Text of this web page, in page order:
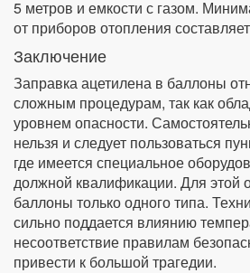
5 метров и емкости с газом.
от приборов отопления
Заключение
Заправка ацетилена в баллоны
сложным процедурам, так как
уровнем опасности.
нельзя и следует пользоваться
где имеется специальное
должной квалификации. Для этой
баллоны только одного типа.
сильно поддается влиянию
несоответствие правилам
привести к большой трагедии.